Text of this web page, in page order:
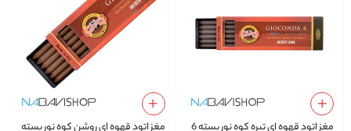
مغز اتود قهوه ای تیره کوه نور بسته 6 مغز اتود قهوه ای روشن کوه نور بسته